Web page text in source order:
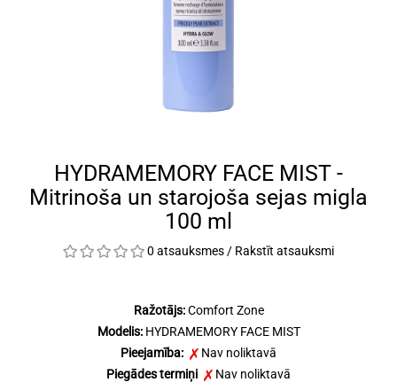
HYDRAMEMORY FACE MIST -
Mitrinoša un starojoša sejas migla
100 ml
0 atsauksmes / Rakstīt atsauksmi
Ražotājs:Comfort Zone
Modelis:HYDRAMEMORY FACE MIST
Pieejamība:
Nav noliktavā
Piegādes termiņi
Nav noliktavā